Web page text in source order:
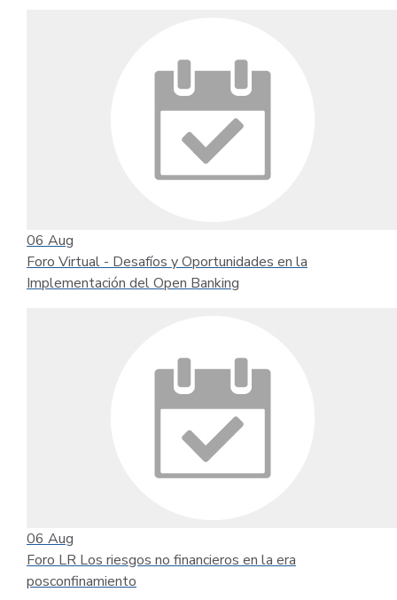
06 Aug
Foro Virtual - Desafíos y Oportunidades en la
Implementación del Open Banking
06 Aug
Foro LR Los riesgos no financieros en la era
posconfinamiento